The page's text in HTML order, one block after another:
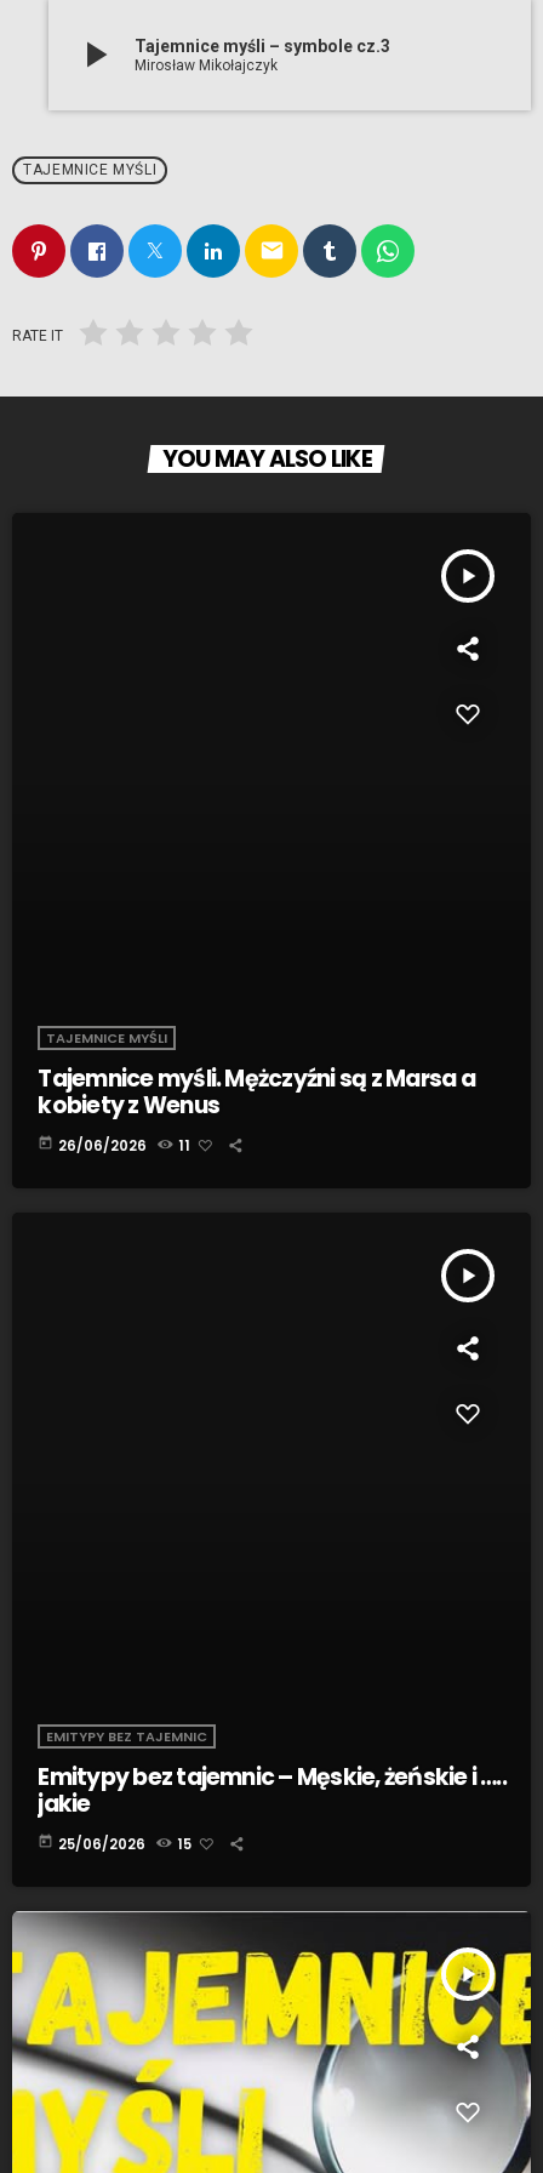
play_arrow Tajemnice myśli – symbole cz.3
Mirosław Mikołajczyk
TAJEMNICE MYŚLI
email
RATE IT
YOU MAY ALSO LIKE
play_arrow
TAJEMNICE MYŚLI
Tajemnice myśli. Mężczyźni są z Marsa a
kobiety z Wenus
today 26/06/2026 11
play_arrow
EMITYPY BEZ TAJEMNIC
Emitypy bez tajemnic – Męskie, żeńskie i …..
jakie
today 25/06/2026 15
play_arrow